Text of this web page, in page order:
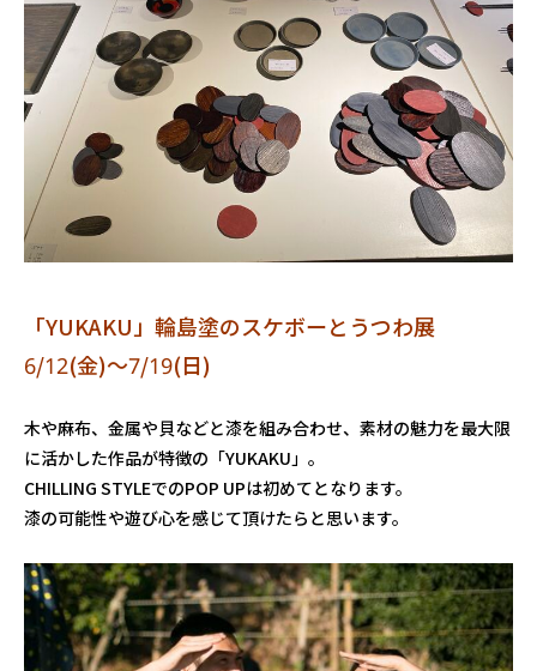
「YUKAKU」輪島塗のスケボーとうつわ展
6/12(金)～7/19(日)
木や麻布、金属や貝などと漆を組み合わせ、素材の魅力を最大限
に活かした作品が特徴の「YUKAKU」。
CHILLING STYLEでのPOP UPは初めてとなります。
漆の可能性や遊び心を感じて頂けたらと思います。